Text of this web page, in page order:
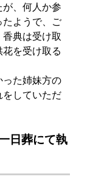
、何人か参
たようで、ご
典は受け取
を受け取る
った姉妹方の
をしていただ
日葬にて執